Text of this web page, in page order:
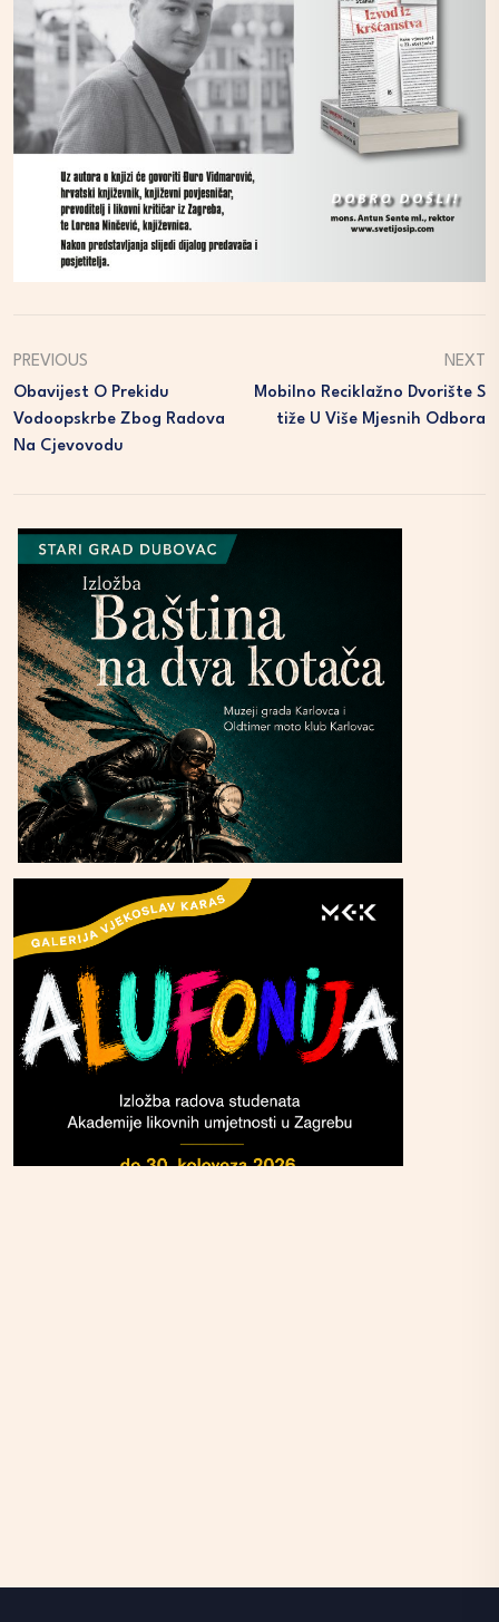
PREVIOUS
Obavijest O Prekidu
Vodoopskrbe Zbog Radova
Na Cjevovodu
NEXT
Mobilno Reciklažno Dvorište S
Tiže U Više Mjesnih Odbora